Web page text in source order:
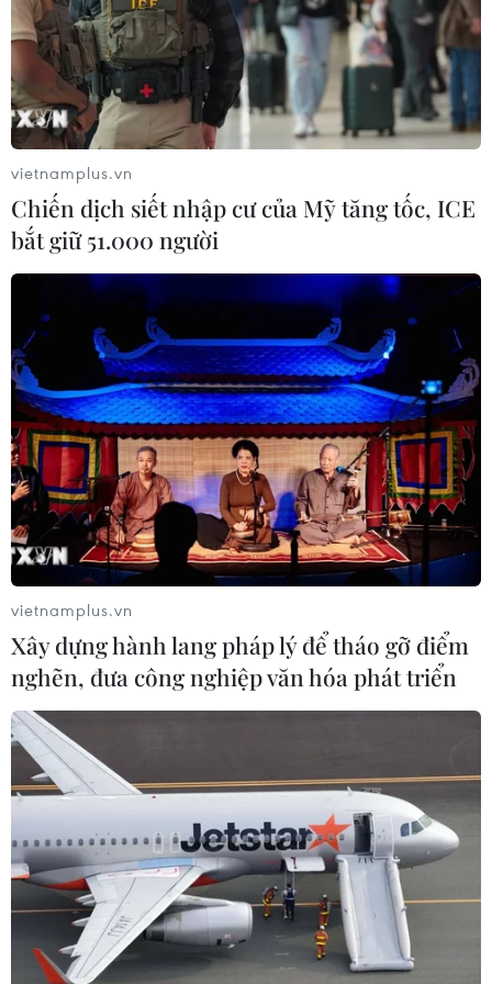
TIN CÙNG CHUYÊN MỤC
Sân khấu nghệ thuật thực cảnh
'đánh thức' vẻ đẹp huyền thoại vùng
hồ Nà Hang
09/08/2026 09:17
Hình thành ba vòng kiểm soát chặt
chẽ để nâng cao chất lượng ngành
xuất bản
09/08/2026 07:57
Nét duyên kín đáo trong trang phục
truyền thống của phụ nữ Sán Dìu
09/08/2026 07:18
Phát huy giá trị văn hóa, khơi dậy
nguồn lực phát triển từ các địa
phương
09/08/2026 05:48
Xây dựng hành lang pháp lý để tháo
gỡ điểm nghẽn, đưa công nghiệp văn
vietnamplus.vn
Chiến dịch siết nhập cư của Mỹ tăng tốc, ICE
bắt giữ 51.000 người
vietnamplus.vn
Xây dựng hành lang pháp lý để tháo gỡ điểm
nghẽn, đưa công nghiệp văn hóa phát triển